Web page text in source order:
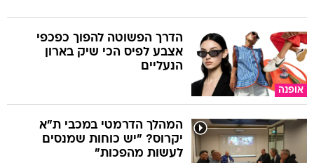
אופנה
הדרך הפשוטה להפוך כפכפי
אצבע לפיס הכי שיק בארון
הנעליים
המהלך הדרמטי במכבי ת"א
יקרוס? "יש כוחות שמנסים
לעשות מהפכות"